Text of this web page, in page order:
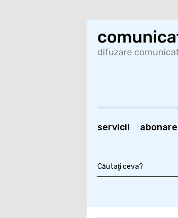
servicii abonare